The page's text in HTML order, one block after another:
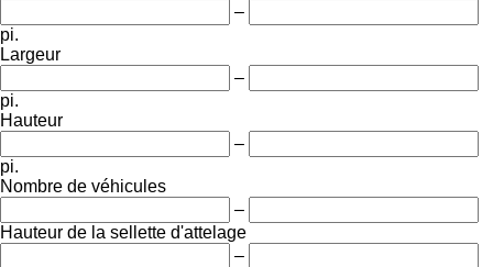
–
pi.
Largeur
–
pi.
Hauteur
–
pi.
Nombre de véhicules
–
Hauteur de la sellette d'attelage
–